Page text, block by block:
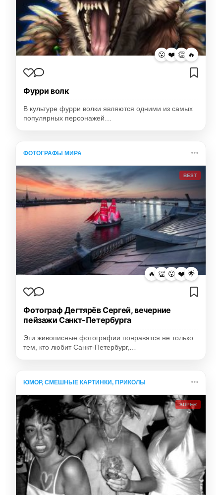
😮 ❤️ 👏 🔥
Фурри волк
В культуре фурри волки являются одними из самых
популярных персонажей…
ФОТОГРАФЫ МИРА
BEST
🔥 👏 😮 ❤️ 🌟
Фотограф Дегтярёв Сергей, вечерние
пейзажи Санкт-Петербурга
Эти живописные фотографии понравятся не только
тем, кто любит Санкт-Петербург,…
ЮМОР, СМЕШНЫЕ КАРТИНКИ, ПРИКОЛЫ
SUPER